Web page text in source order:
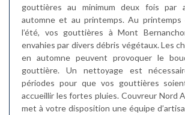
gouttières au minimum deux fois par
automne et au printemps. Au
l’été, vos gouttières à Mont
envahies par divers débris végétaux. Les
en automne peuvent provoquer le
gouttière. Un nettoyage est
périodes pour que vos gouttières
accueillir les fortes pluies. Couvreur Nord
met à votre disposition une équipe